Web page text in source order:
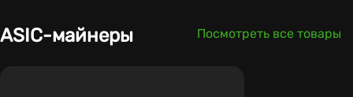
ASIC-майнеры Посмотреть все товары